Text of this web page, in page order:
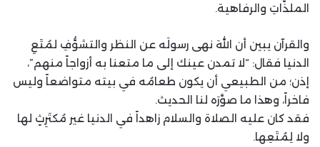
الملذَّاتِ والرفاهية.
​والقرآن يبين أن اللهَ نهى رسولَه عن النظر والتشوُّفِ لمُتَعِ
الدنيا فقال: “لا تمدن عينك إلى ما متعنا به أزواجاً منهم”، ​
إذن؛ من الطبيعي أن يكون طعامُه في بيته متواضعاً وليس
فاخراً، وهذا ما صوَّرَه لنا الحديث.
​فقد كان عليه الصلاة والسلام زاهداً في الدنيا غير مُكتَرِثٍ لها
ولا لِمُتَعِها.